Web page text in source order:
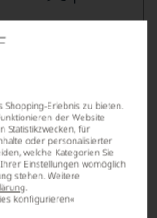
Erlebnis zu bieten.
der Website
Statistikzwecken, für
oder personalisierter
welche Kategorien Sie
Einstellungen womöglich
stehen. Weitere
.
konfigurieren«
€59,00
pro Flasche (0.75l), € 78,67